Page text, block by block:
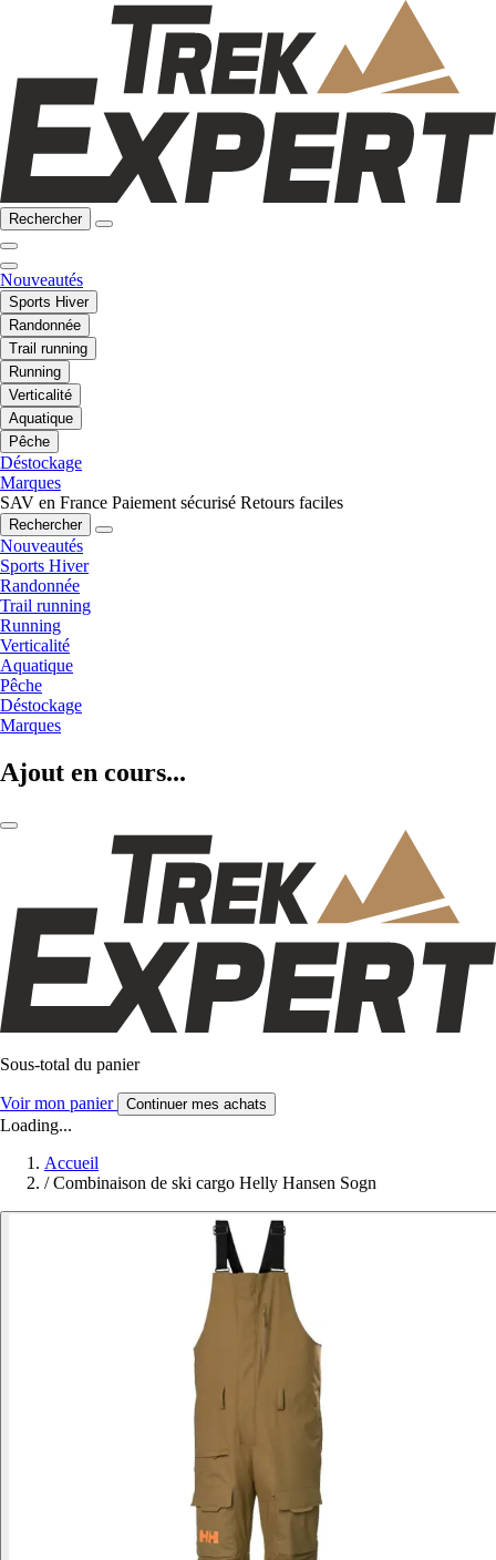
Rechercher
Nouveautés
Sports Hiver
Randonnée
Trail running
Running
Verticalité
Aquatique
Pêche
Déstockage
Marques
SAV en France Paiement sécurisé Retours faciles
Rechercher
Nouveautés
Sports Hiver
Randonnée
Trail running
Running
Verticalité
Aquatique
Pêche
Déstockage
Marques
Ajout en cours...
Sous-total du panier
Voir mon panier Continuer mes achats
Loading...
Accueil
/ Combinaison de ski cargo Helly Hansen Sogn